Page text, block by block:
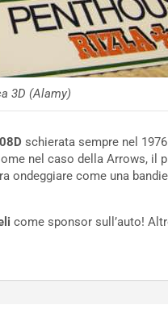
3D (Alamy)
schierata sempre nel
nel caso della Arrows, il
ondeggiare come una
come sponsor sull’auto!